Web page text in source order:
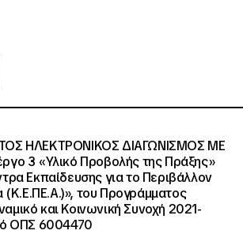
ΗΛΕΚΤΡΟΝΙΚΟΣ ΔΙΑΓΩΝΙΣΜΟΣ ΜΕ
3 «Υλικό Προβολής της Πράξης»
Εκπαίδευσης για το Περιβάλλον
(Κ.Ε.ΠΕ.Α.)», του Προγράμματος
και Κοινωνική Συνοχή 2021-
ΟΠΣ 6004470